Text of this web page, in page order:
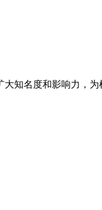
知名度和影响力，为